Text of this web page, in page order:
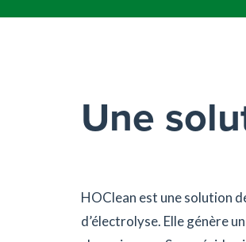
Une
HOClean est une solution
d’électrolyse. Elle génère